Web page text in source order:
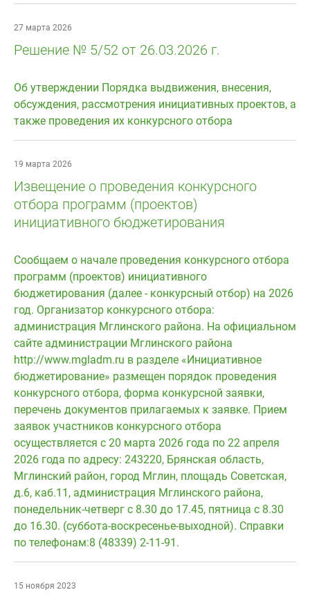
27 марта 2026
Решение № 5/52 от 26.03.2026 г.
Об утверждении Порядка выдвижения, внесения,
обсуждения, рассмотрения инициативных проектов, а
также проведения их конкурсного отбора
19 марта 2026
Извещение о проведения конкурсного
отбора программ (проектов)
инициативного бюджетирования
Сообщаем о начале проведения конкурсного отбора
программ (проектов) инициативного
бюджетирования (далее - конкурсный отбор) на 2026
год. Организатор конкурсного отбора:
администрация Мглинского района. На официальном
сайте администрации Мглинского района
http://www.mgladm.ru в разделе «Инициативное
бюджетирование» размещен порядок проведения
конкурсного отбора, форма конкурсной заявки,
перечень документов прилагаемых к заявке. Прием
заявок участников конкурсного отбора
осуществляется с 20 марта 2026 года по 22 апреля
2026 года по адресу: 243220, Брянская область,
Мглинский район, город Мглин, площадь Советская,
д.6, каб.11, администрация Мглинского района,
понедельник-четверг с 8.30 до 17.45, пятница с 8.30
до 16.30. (суббота-воскресенье-выходной). Справки
по телефонам:8 (48339) 2-11-91.
15 ноября 2023